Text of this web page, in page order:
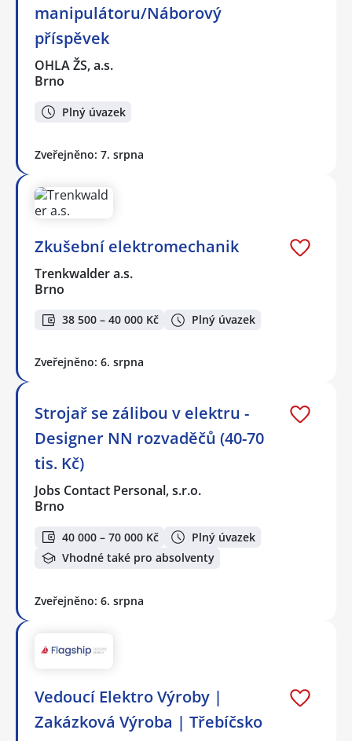
manipulátoru/Náborový
příspěvek
OHLA ŽS, a.s.
Brno
Plný úvazek
Zveřejněno: 7. srpna
Zkušební elektromechanik
Trenkwalder a.s.
Brno
38 500 – 40 000 Kč Plný úvazek
Zveřejněno: 6. srpna
Strojař se zálibou v elektru -
Designer NN rozvaděčů (40-70
tis. Kč)
Jobs Contact Personal, s.r.o.
Brno
40 000 – 70 000 Kč
Plný úvazek
Vhodné také pro absolventy
Zveřejněno: 6. srpna
Vedoucí Elektro Výroby |
Zakázková Výroba | Třebíčsko